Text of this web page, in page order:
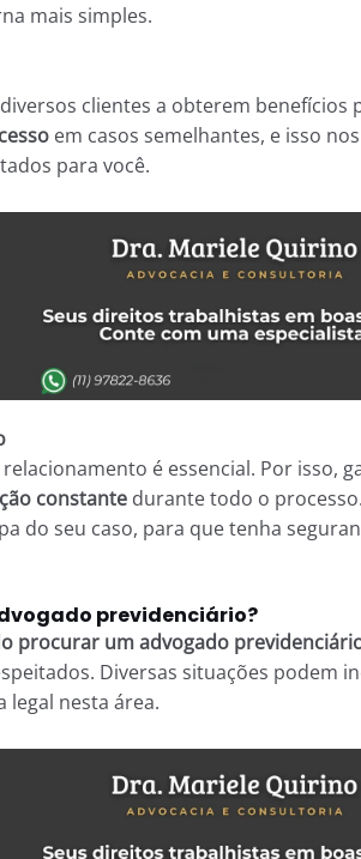
mais simples.
clientes a obterem benefícios
em casos semelhantes, e isso
para você.
é essencial. Por isso,
constantedurante todo o
do seu caso, para que tenha
previdenciário?
procurar um advogado
Diversas situações podem
legal nesta área.